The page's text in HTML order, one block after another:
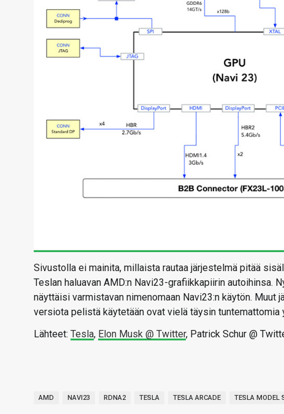
Sivustolla ei mainita, millaista rautaa järjestelmä pitää
Teslan haluavan AMD:n Navi23-grafiikkapiirin autoihinsa.
näyttäisi varmistavan nimenomaan Navi23:n käytön.
versiota pelistä käytetään ovat vielä täysin tuntemattomia
Lähteet: Tesla, Elon Musk @ Twitter, Patrick Schur @
AMD NAVI23 RDNA2 TESLA TESLA ARCADE TESLA MODEL